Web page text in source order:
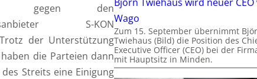
gegen den
S-KON
der Unterstützung
die Parteien dann
Streits eine Einigung
Wago
Zum 15. September übernimmt
Twiehaus (Bild) die Position des
Executive Officer (CEO) bei der
mit Hauptsitz in Minden.